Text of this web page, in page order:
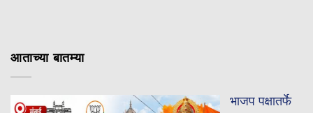
आताच्या बातम्या
भाजप पक्षातर्फे